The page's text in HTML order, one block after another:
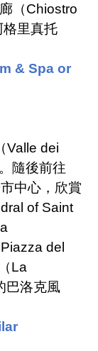
（Chiostro
格里真托
& Spa or
Valle dei
隨後前往
中心，欣賞
of Saint
Piazza del
La
巴洛克風